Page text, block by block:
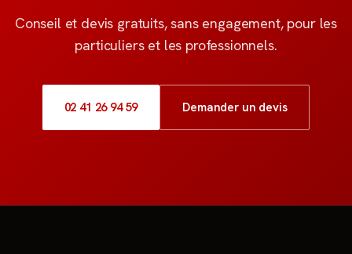
Conseil et devis gratuits, sans engagement, pour les
particuliers et les professionnels.
02 41 26 94 59 Demander un devis